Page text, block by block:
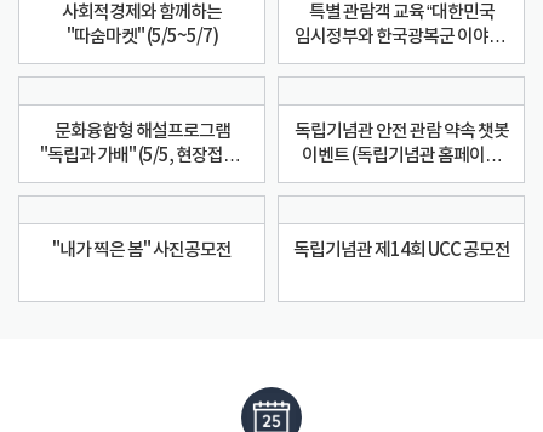
사회적경제와 함께하는
"따숨마켓" (5/5~5/7)
특별 관람객 교육 “대한민국
임시정부와 한국광복군 이야기”
(5/5~5/8)
문화융합형 해설프로그램
"독립과 가배" (5/5, 현장접수,
커피드립백 증정)
독립기념관 안전 관람 약속 챗봇
이벤트 (독립기념관 홈페이지
메인화면 챗봇 이용)
"내가 찍은 봄" 사진공모전 독립기념관 제14회 UCC 공모전